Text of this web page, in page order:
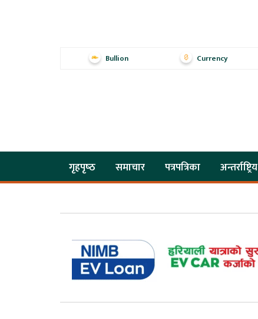
Bullion Currency
गृहपृष्‍ठ समाचार पत्रपत्रिका अन्तर्राष्ट्रिय